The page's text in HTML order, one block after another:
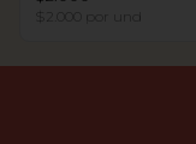
$2.000 por und